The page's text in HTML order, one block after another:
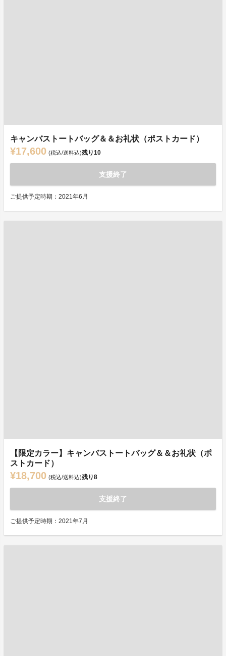
キャンバストートバッグ＆＆お礼状（ポストカード）
¥17,600 (税込/送料込)残り10
支援終了
ご提供予定時期：2021年6月
【限定カラー】キャンバストートバッグ＆＆お礼状（ポ
ストカード）
¥18,700 (税込/送料込)残り8
支援終了
ご提供予定時期：2021年7月